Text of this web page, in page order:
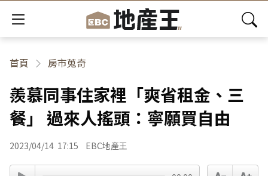
首頁 房市蒐奇
羨慕同事住家裡「爽省租金、三
餐」 過來人搖頭：寧願買自由
2023/04/14 17:15 EBC地產王